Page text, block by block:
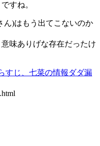
すね。
ん)はもう出てこないのか
味ありげな存在だったけ